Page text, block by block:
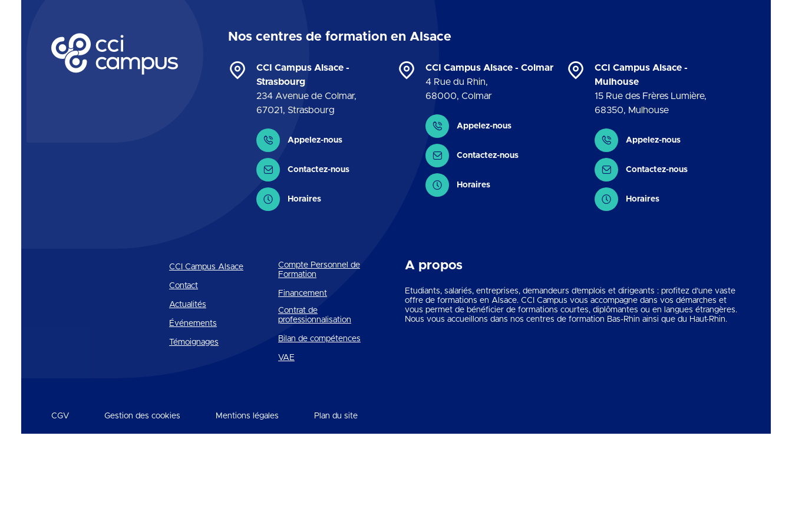
CCI Campus La formation qui vous ressemble Nos centres de formation en Alsace
CCI Campus Alsace -
Strasbourg
234 Avenue de Colmar,
67021, Strasbourg
Contact
Appelez-nous
Contactez-nous
Horaires
CCI Campus Alsace - Colmar
4 Rue du Rhin,
68000, Colmar
Contact
Appelez-nous
Contactez-nous
Horaires
CCI Campus Alsace -
Mulhouse
15 Rue des Frères Lumière,
68350, Mulhouse
Contact
Appelez-nous
Contactez-nous
Horaires
CCI Campus Alsace
Contact
Actualités
Événements
Témoignages
Compte Personnel de
Formation
Financement
Contrat de
professionnalisation
Bilan de compétences
VAE
A propos
Etudiants, salariés, entreprises, demandeurs d’emplois et dirigeants : profitez d’une vaste
offre de formations en Alsace. CCI Campus vous accompagne dans vos démarches et
vous permet de bénéficier de formations courtes, diplômantes ou en langues étrangères.
Nous vous accueillons dans nos centres de formation Bas-Rhin ainsi que du Haut-Rhin.
CGV Gestion des cookies Mentions légales Plan du site